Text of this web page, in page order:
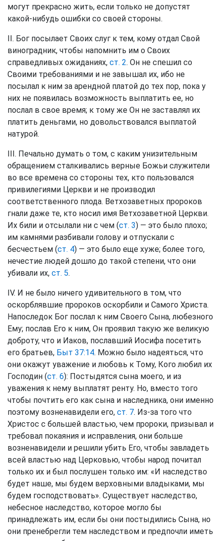
могут прекрасно жить, если только не допустят
какой-нибудь ошибки со своей стороны.
II. Бог посылает Своих слуг к тем, кому отдал Свой
виноградник, чтобы напомнить им о Своих
справедливых ожиданиях, ст. 2. Он не спешил со
Своими требованиями и не завышал их, ибо не
посылал к ним за арендной платой до тех пор, пока у
них не появилась возможность выплатить ее, но
послал в свое время; к тому же Он не заставлял их
платить деньгами, но довольствовался выплатой
натурой.
III. Печально думать о том, с каким унизительным
обращением сталкивались верные Божьи служители
во все времена со стороны тех, кто пользовался
привилегиями Церкви и не производил
соответственного плода. Ветхозаветных пророков
гнали даже те, кто носил имя Ветхозаветной Церкви.
Их били и отсылали ни с чем (ст. 3) — это было плохо;
им камнями разбивали голову и отпускали с
бесчестьем (ст. 4) — это было еще хуже; более того,
нечестие людей дошло до такой степени, что они
убивали их, ст. 5.
IV. И не было ничего удивительного в том, что
оскорблявшие пророков оскорбили и Самого Христа.
Напоследок Бог послал к ним Своего Сына, любезного
Ему; послав Его к ним, Он проявил такую же великую
доброту, что и Иаков, пославший Иосифа посетить
его братьев, Быт 37:14. Можно было надеяться, что
они окажут уважение и любовь к Тому, Кого любил их
Господин (ст. 6): Постыдятся сына моего, и из
уважения к нему выплатят ренту. Но, вместо того
чтобы почтить его как сына и наследника, они именно
поэтому возненавидели его, ст. 7. Из-за того что
Христос с большей властью, чем пророки, призывал и
требовал покаяния и исправления, они больше
возненавидели и решили убить Его, чтобы завладеть
всей властью над Церковью, чтобы народ почитал
только их и был послушен только им: «И наследство
будет наше, мы будем верховными владыками, мы
будем господствовать». Существует наследство,
небесное наследство, которое могло бы
принадлежать им, если бы они постыдились Сына, но
они пренебрегли тем наследством и предпочли иметь